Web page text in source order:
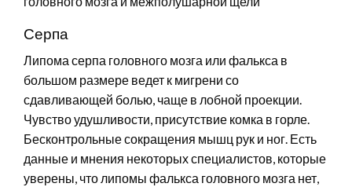
Серпа
Липома серпа головного мозга или фалькса в
большом размере ведет к мигрени со
сдавливающей болью, чаще в лобной проекции.
Чувство удушливости, присутствие комка в горле.
Бесконтрольные сокращения мышц рук и ног. Есть
данные и мнения некоторых специалистов, которые
уверены, что липомы фалькса головного мозга нет,